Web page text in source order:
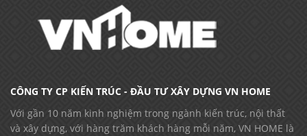
CÔNG TY CP KIẾN TRÚC - ĐẦU TƯ XÂY DỰNG VN HOME
Với gần 10 năm kinh nghiệm trong ngành kiến trúc, nội thất
và xây dựng, với hàng trăm khách hàng mỗi năm, VN HOME là